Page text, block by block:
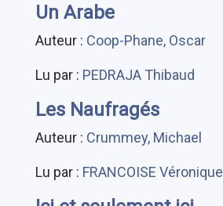
Un Arabe
Auteur : Coop-Phane, Oscar
Lu par : PEDRAJA Thibaud
Les Naufragés
Auteur : Crummey, Michael
Lu par : FRANCOISE Véronique